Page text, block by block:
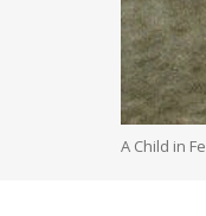
A Child in